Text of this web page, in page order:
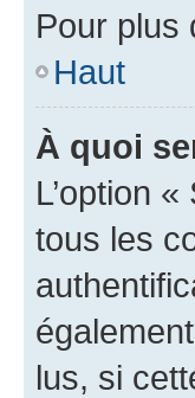
Pour plus
Haut
À quoi
L’option
tous les
lus, si